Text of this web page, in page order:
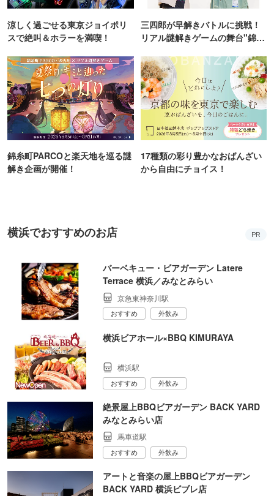
涼しく過ごせる東京ジョイポリ
スで絶叫＆ホラーを満喫！
三四郎が早解きバトルに挑戦！
リアル謎解きゲームの舞台"錦糸
錦糸町PARCOと楽天地を巡る謎
解き企画が開催！
17種類の彩り豊かなおばんざい
から自由にチョイス！
横浜でおすすめのお店 PR
バーベキュー・ビアガーデン Latere
Terrace 横浜／みなとみらい
京急東神奈川駅
おすすめ 外飲み
横浜ビアホール×BBQ KIMURAYA
横浜駅
おすすめ 外飲み
絶景屋上BBQビアガーデン BACK YARD
みなとみらい店
馬車道駅
おすすめ 外飲み
アートと音楽の屋上BBQビアガーデン
BACK YARD 横浜ビブレ店